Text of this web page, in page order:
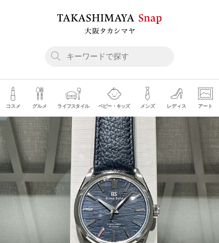
コスメ グルメ ライフスタイル ベビー・キッズ メンズ レディス アート